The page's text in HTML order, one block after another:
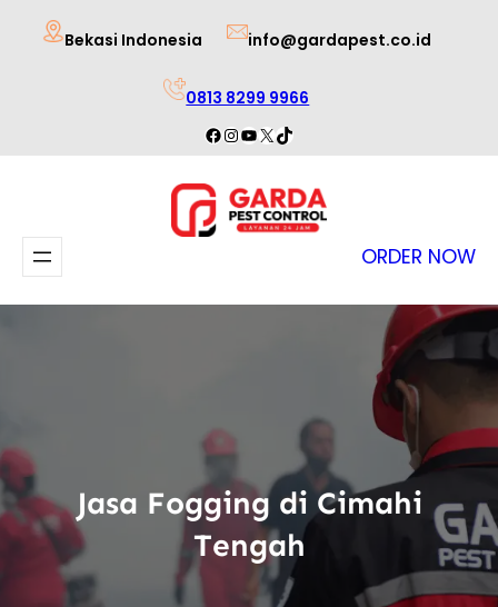
Lewati
Bekasi Indonesia info@gardapest.co.id
0813 8299 9966
Facebook
Instagram
YouTube
X TikTok
ORDER NOW
Jasa Fogging di Cimahi
Tengah